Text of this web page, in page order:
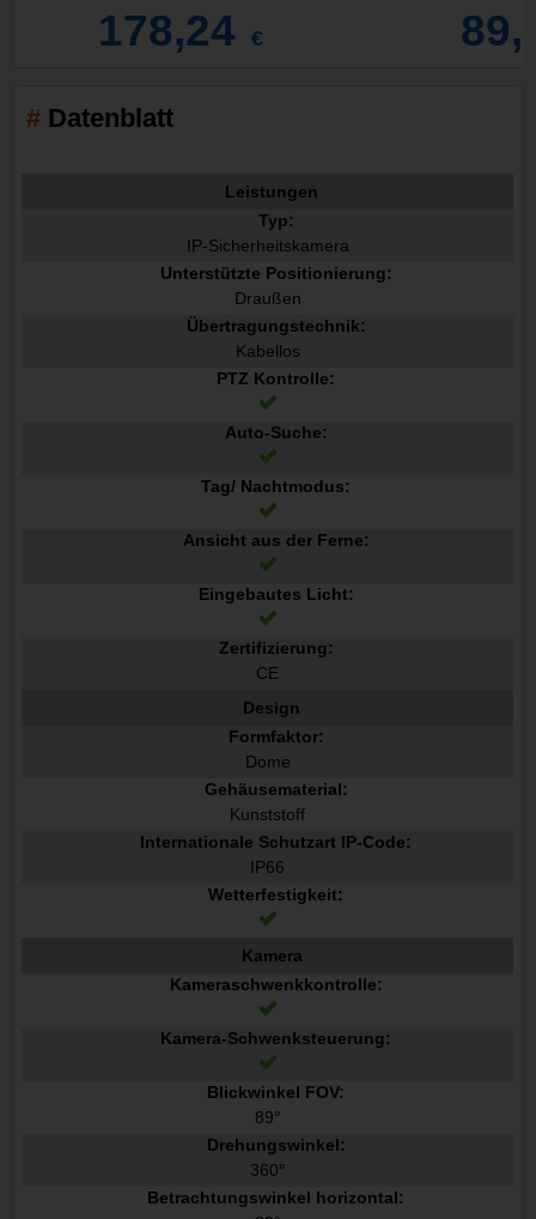
178,24 €
Datenblatt
Leistungen
Typ:
IP-Sicherheitskamera
Unterstützte Positionierung:
Draußen
Übertragungstechnik:
Kabellos
PTZ Kontrolle:
Auto-Suche:
Tag/ Nachtmodus:
Ansicht aus der Ferne:
Eingebautes Licht:
Zertifizierung:
CE
Design
Formfaktor:
Dome
Gehäusematerial:
Kunststoff
Internationale Schutzart IP-Code:
IP66
Wetterfestigkeit:
Kamera
Kameraschwenkkontrolle:
Kamera-Schwenksteuerung:
Blickwinkel FOV:
89°
Drehungswinkel:
360°
Betrachtungswinkel horizontal: